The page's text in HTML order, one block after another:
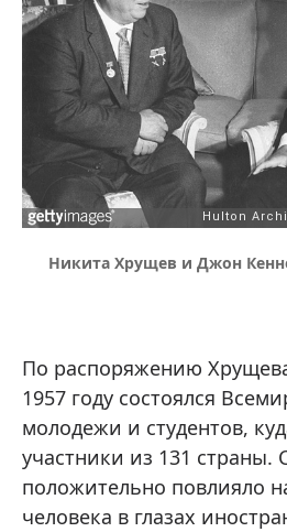
Никита Хрущев и Джон
По распоряжению
1957 году состоялся
молодежи и студентов,
участники из 131 страны.
положительно повлияло
человека в глазах